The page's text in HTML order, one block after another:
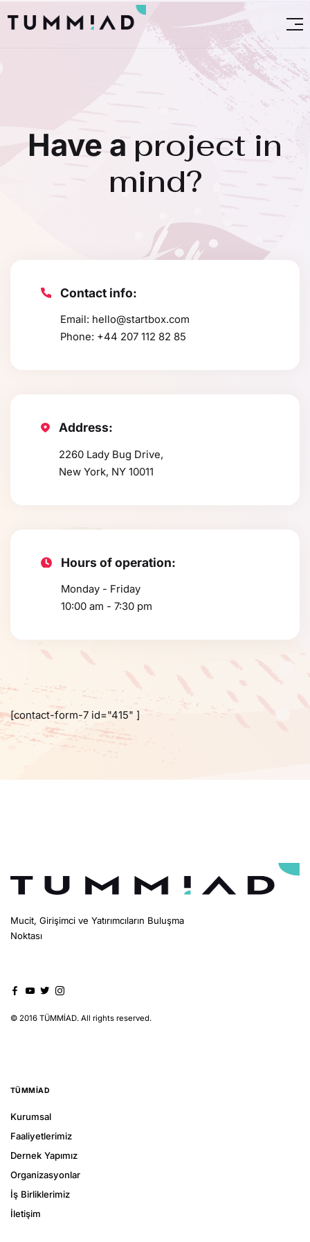
Have a project in
mind?
Contact info:
Email: hello@startbox.com
Phone: +44 207 112 82 85
Address:
2260 Lady Bug Drive,
New York, NY 10011
Hours of operation:
Monday - Friday
10:00 am - 7:30 pm
[contact-form-7 id="415" ]
Mucit, Girişimci ve Yatırımcıların Buluşma
Noktası
© 2016 TÜMMİAD. All rights reserved.
TÜMMIAD
Kurumsal
Faaliyetlerimiz
Dernek Yapımız
Organizasyonlar
İş Birliklerimiz
İletişim